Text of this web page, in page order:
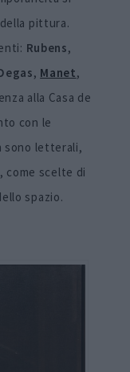
pittura.
Rubens,
, Manet,
alla Casa de
con le
sono letterali,
come scelte di
spazio.